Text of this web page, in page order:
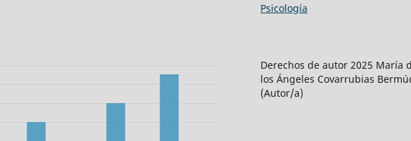
Psicología
Derechos de autor 2025 María
los Ángeles Covarrubias
(Autor/a)